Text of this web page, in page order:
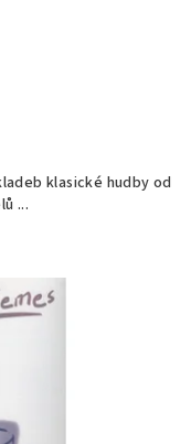
klasické hudby od
...